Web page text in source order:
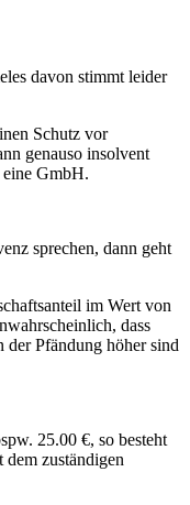
davon stimmt leider
Schutz vor
genauso insolvent
GmbH.
sprechen, dann geht
im Wert von
dass
der Pfändung höher sind
25.00 €, so besteht
zuständigen